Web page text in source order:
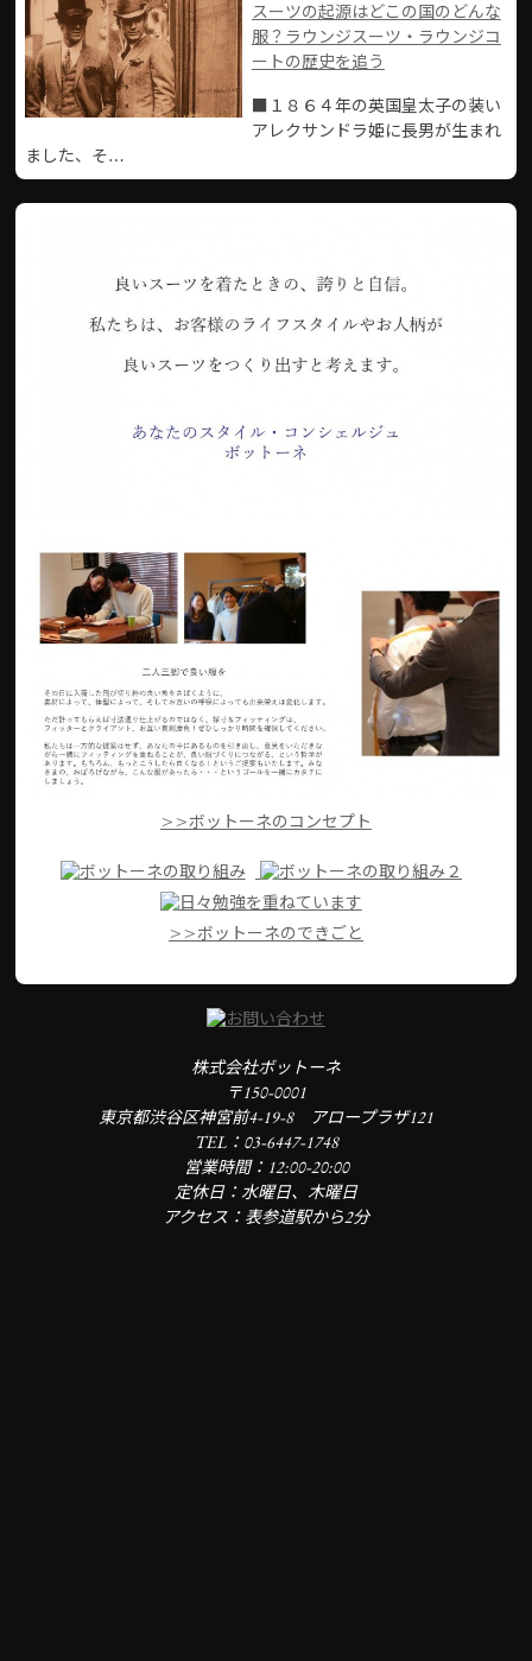
スーツの起源はどこの国のどんな
服？ラウンジスーツ・ラウンジコ
ートの歴史を追う
■１８６４年の英国皇太子の装い
アレクサンドラ姫に長男が生まれ
ました、そ…
>>ボットーネのコンセプト
>>ボットーネのできごと
株式会社ボットーネ
〒150-0001
東京都渋谷区神宮前4-19-8 アロープラザ121
TEL：03-6447-1748
営業時間：12:00-20:00
定休日：水曜日、木曜日
アクセス：表参道駅から2分